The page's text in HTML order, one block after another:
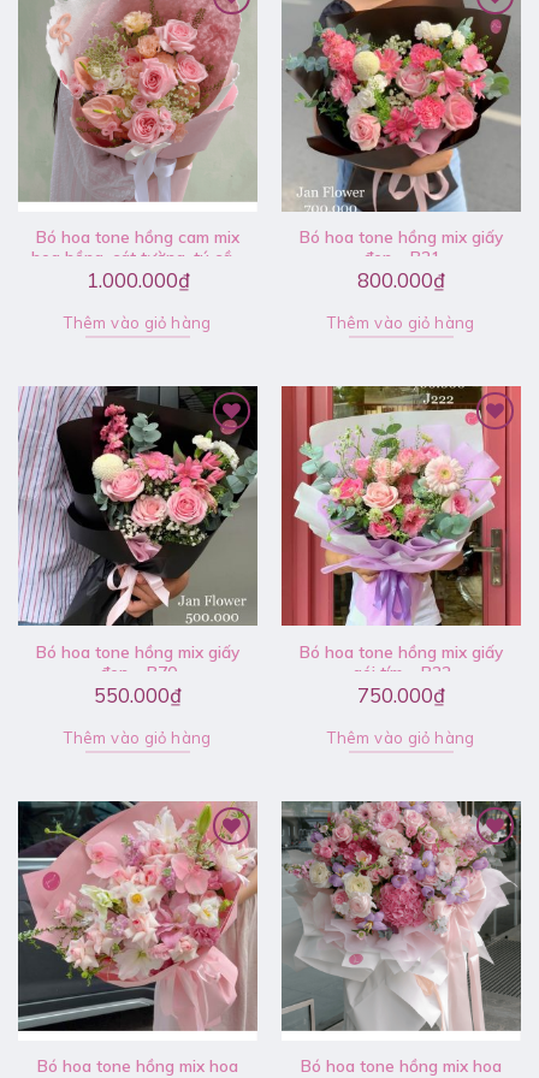
Bó hoa tone hồng cam mix
hoa hồng, cát tường, tú cầu,
hồng môn và hoa lá phụ –
1.000.000₫
Thêm vào giỏ hàng
Bó hoa tone hồng mix giấy
đen – B21
800.000₫
Thêm vào giỏ hàng
Bó hoa tone hồng mix giấy
đen – B70
550.000₫
Thêm vào giỏ hàng
Bó hoa tone hồng mix giấy
gói tím – B22
750.000₫
Thêm vào giỏ hàng
Bó hoa tone hồng mix hoa
Bó hoa tone hồng mix hoa